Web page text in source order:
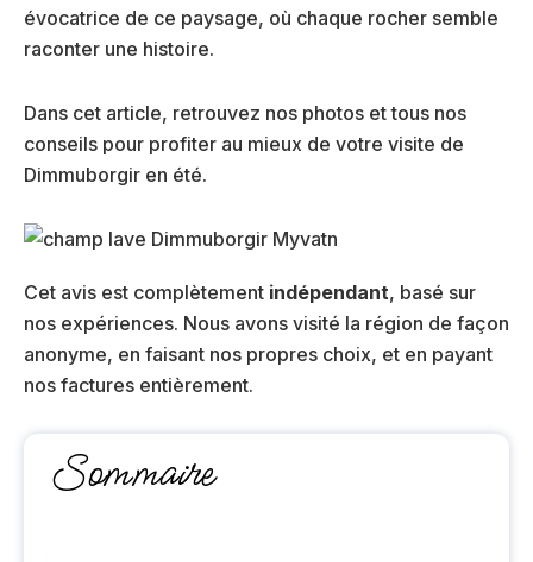
évocatrice de ce paysage, où chaque rocher semble
raconter une histoire.
Dans cet article, retrouvez nos photos et tous nos
conseils pour profiter au mieux de votre visite de
Dimmuborgir en été.
Cet avis est complètement indépendant, basé sur
nos expériences. Nous avons visité la région de façon
anonyme, en faisant nos propres choix, et en payant
nos factures entièrement.
Sommaire